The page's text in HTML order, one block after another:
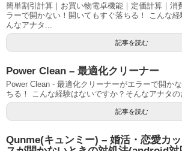
簡単割引計算｜お買い物電卓機能｜定価計算｜消
ラーで開かない！開いてもすぐ落ちる！ こんな
んなアナタ...
記事を読む
Power Clean – 最適化クリーナー
Power Clean - 最適化クリーナーがエラーで開か
ちる！ こんな経験はないですか？そんなアナタの
記事を読む
Qunme(キュンミー) – 婚活・恋愛カ